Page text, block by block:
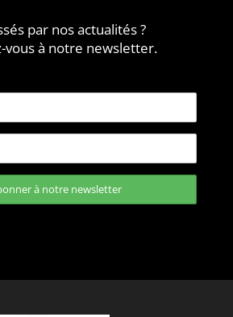
par nos actualités ?
vous à notre newsletter.